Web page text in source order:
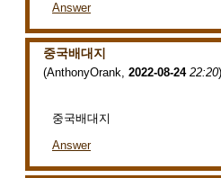
Answer
중국배대지
(AnthonyOrank, 2022-08-24 22:20)
중국배대지
Answer